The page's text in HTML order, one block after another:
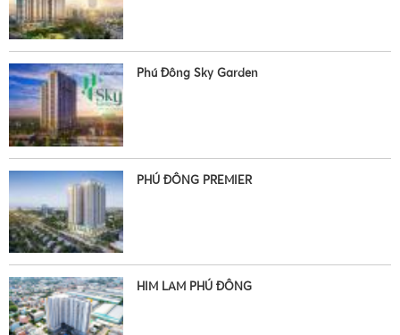
Phú Đông Sky Garden
PHÚ ĐÔNG PREMIER
HIM LAM PHÚ ĐÔNG